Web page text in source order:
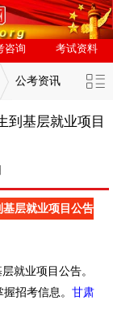
咨询 考试资料
公考资讯
到基层就业项目
基层就业项目公告
就业项目公告。
招考信息。 甘肃